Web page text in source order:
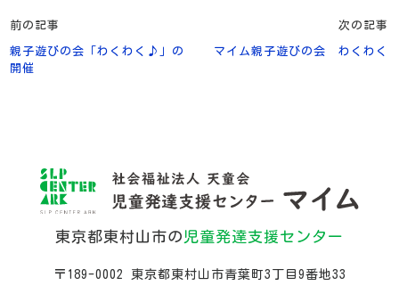
前の記事
親子遊びの会「わくわく♪」の
開催
次の記事
マイム親子遊びの会 わくわく
東京都東村山市の 児童発達支援センター
〒189-0002 東京都東村山市青葉町3丁目9番地33